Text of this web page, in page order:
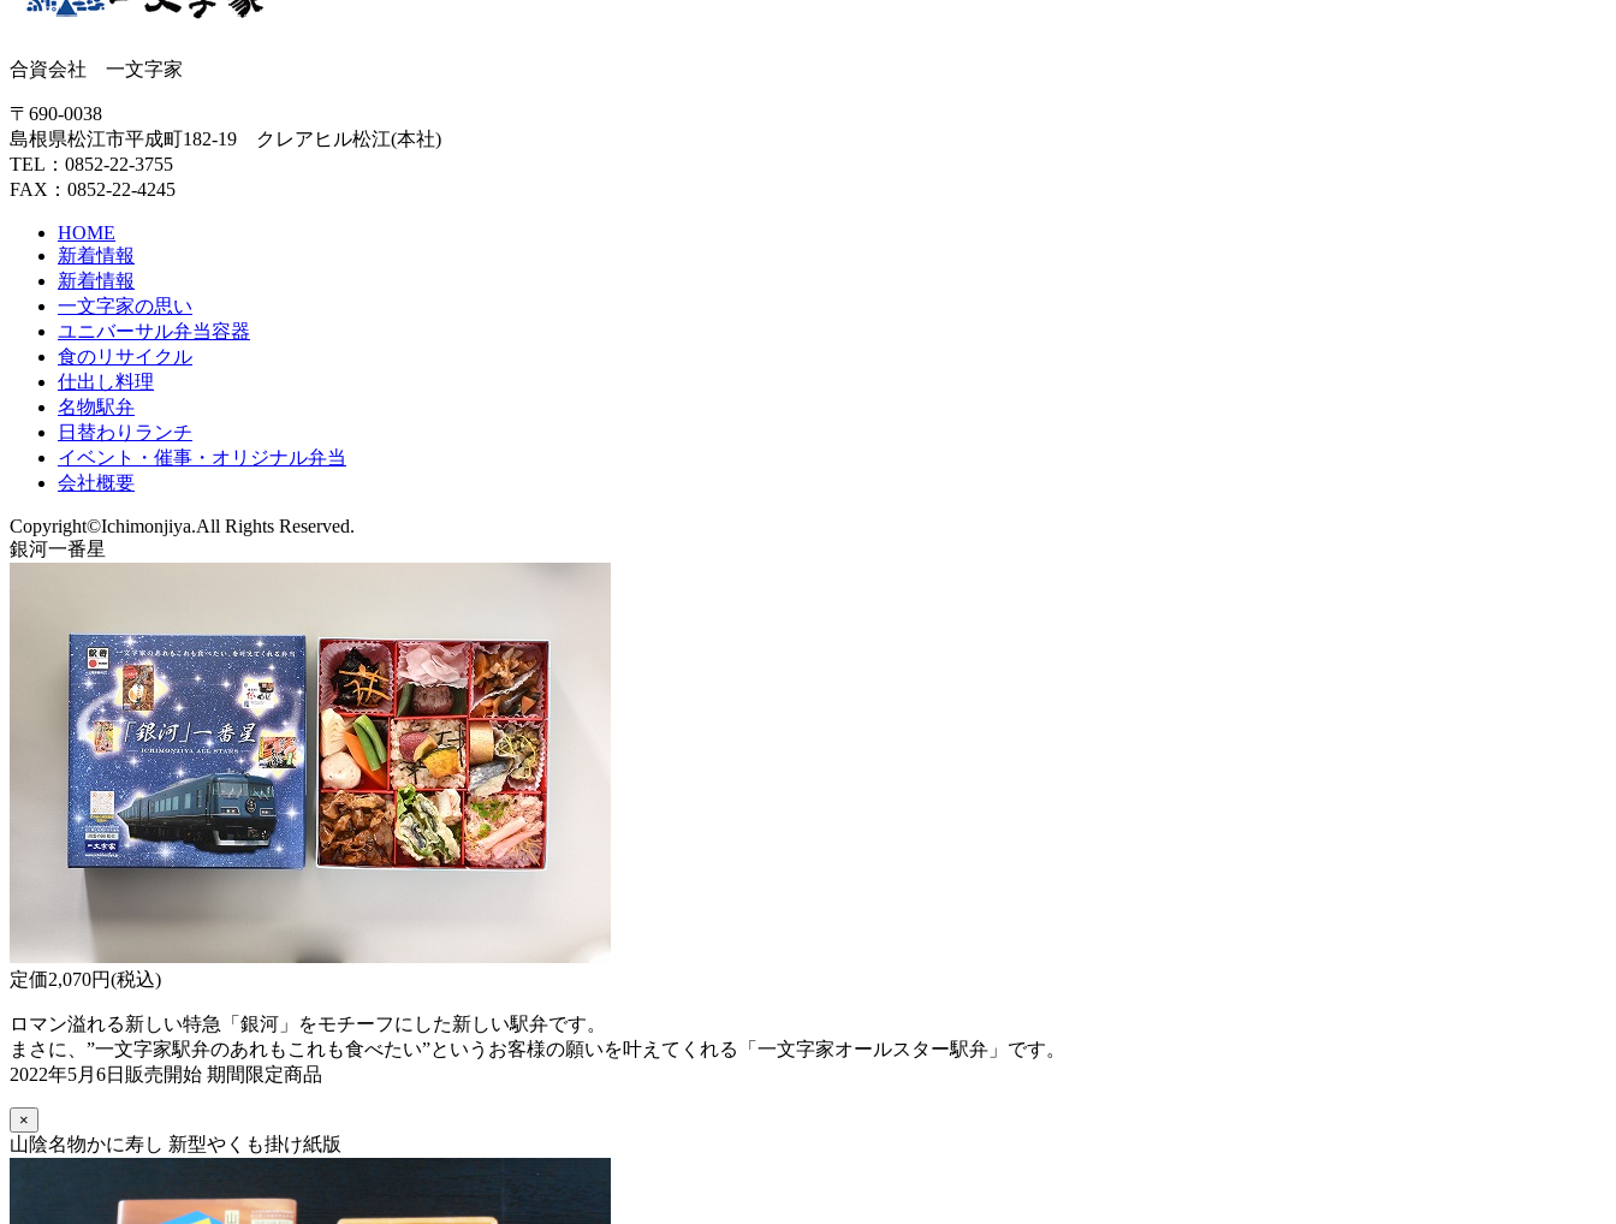
合資会社 一文字家
〒690-0038
島根県松江市平成町182-19 クレアヒル松江(本社)
TEL：0852-22-3755
FAX：0852-22-4245
HOME
新着情報
新着情報
一文字家の思い
ユニバーサル弁当容器
食のリサイクル
仕出し料理
名物駅弁
日替わりランチ
イベント・催事・オリジナル弁当
会社概要
Copyright©Ichimonjiya.All Rights Reserved.
銀河一番星
定価2,070円(税込)
ロマン溢れる新しい特急「銀河」をモチーフにした新しい駅弁です。
まさに、”一文字家駅弁のあれもこれも食べたい”というお客様の願いを叶えてくれる「一文字家オールスター駅弁」です。
2022年5月6日販売開始 期間限定商品
×
山陰名物かに寿し 新型やくも掛け紙版